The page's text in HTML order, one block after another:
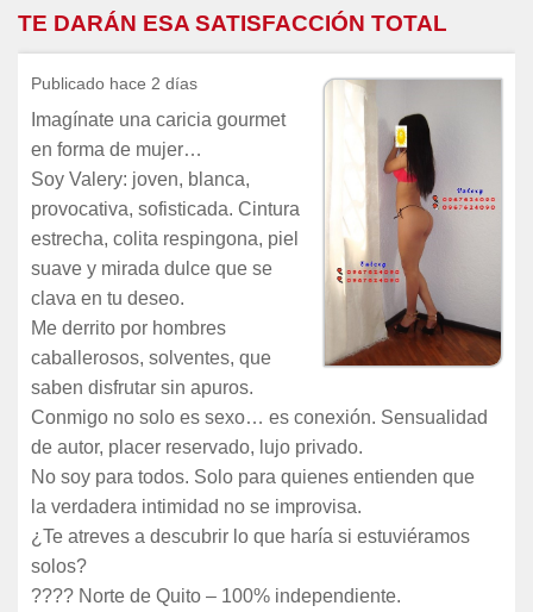
TE DARÁN ESA SATISFACCIÓN TOTAL
Publicado hace 2 días
Imagínate una caricia gourmet
en forma de mujer…
Soy Valery: joven, blanca,
provocativa, sofisticada. Cintura
estrecha, colita respingona, piel
suave y mirada dulce que se
clava en tu deseo.
Me derrito por hombres
caballerosos, solventes, que
saben disfrutar sin apuros.
Conmigo no solo es sexo… es conexión. Sensualidad
de autor, placer reservado, lujo privado.
No soy para todos. Solo para quienes entienden que
la verdadera intimidad no se improvisa.
¿Te atreves a descubrir lo que haría si estuviéramos
solos?
???? Norte de Quito – 100% independiente.